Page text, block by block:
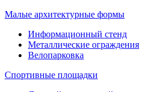
Малые архитектурные формы
Информационный стенд
Металлические ограждения
Велопарковка
Спортивные площадки